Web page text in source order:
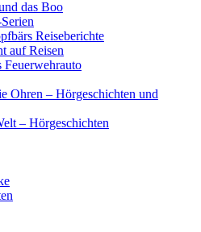
das Boo
Reiseberichte
auf Reisen
Feuerwehrauto
Ohren – Hörgeschichten und
– Hörgeschichten